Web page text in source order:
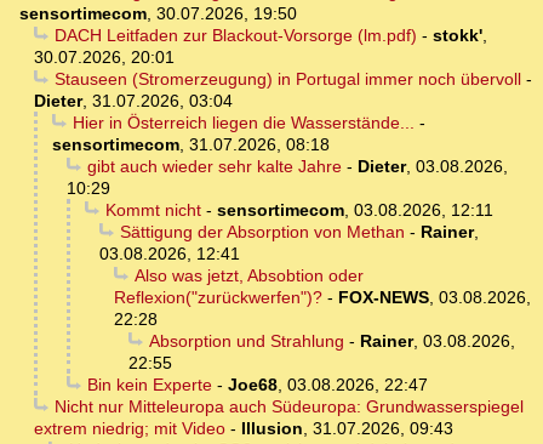
sensortimecom, 30.07.2026, 19:50
DACH Leitfaden zur Blackout-Vorsorge (lm.pdf) - stokk',
30.07.2026, 20:01
Stauseen (Stromerzeugung) in Portugal immer noch übervoll-
Dieter, 31.07.2026, 03:04
Hier in Österreich liegen die Wasserstände... -
sensortimecom, 31.07.2026, 08:18
gibt auch wieder sehr kalte Jahre- Dieter, 03.08.2026,
10:29
Kommt nicht- sensortimecom, 03.08.2026, 12:11
Sättigung der Absorption von Methan - Rainer,
03.08.2026, 12:41
Also was jetzt, Absobtion oder
Reflexion("zurückwerfen")? - FOX-NEWS, 03.08.2026,
22:28
Absorption und Strahlung - Rainer, 03.08.2026,
22:55
Bin kein Experte- Joe68, 03.08.2026, 22:47
Nicht nur Mitteleuropa auch Südeuropa: Grundwasserspiegel
extrem niedrig; mit Video - Illusion, 31.07.2026, 09:43